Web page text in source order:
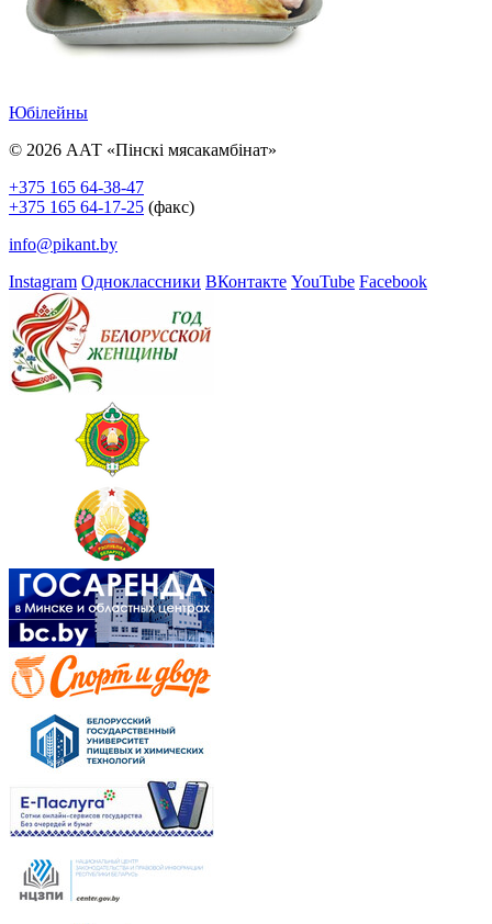
Юбілейны
© 2026 ААТ «Пінскі мясакамбінат»
+375 165 64-38-47
+375 165 64-17-25 (факс)
info@pikant.by
Instagram Одноклассники ВКонтакте YouTube Facebook